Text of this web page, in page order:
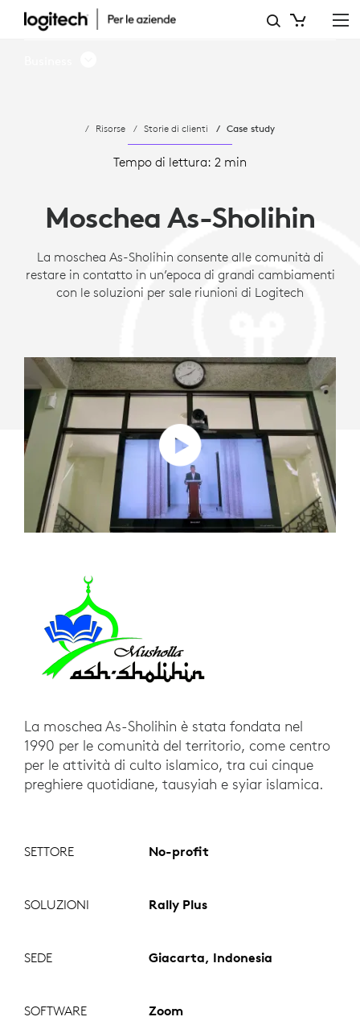
LA
CONSENTE
COMUNITÀ
RESTARE
IN
UN’EPOCA
GRANDI
CAMBIAMENTI
CON
SALE
RIUNIONI
Risorse Storie di clienti Case study
Tempo di lettura: 2 min
Moschea As-Sholihin
La moschea As-Sholihin consente alle comunità di
restare in contatto in un’epoca di grandi cambiamenti
con le soluzioni per sale riunioni di Logitech
La moschea As-Sholihin è stata fondata nel
1990 per le comunità del territorio, come centro
per le attività di culto islamico, tra cui cinque
preghiere quotidiane, tausyiah e syiar islamica.
SETTORE No-profit
SOLUZIONI Rally Plus
SEDE Giacarta, Indonesia
SOFTWARE Zoom